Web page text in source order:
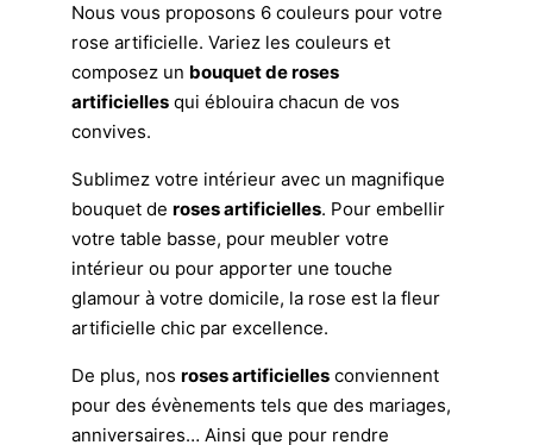
Nous vous proposons 6 couleurs pour votre
rose artificielle. Variez les couleurs et
composez un bouquet de roses
artificielles qui éblouira chacun de vos
convives.
Sublimez votre intérieur avec un magnifique
bouquet de roses artificielles. Pour embellir
votre table basse, pour meubler votre
intérieur ou pour apporter une touche
glamour à votre domicile, la rose est la fleur
artificielle chic par excellence.
De plus, nos roses artificielles conviennent
pour des évènements tels que des mariages,
anniversaires… Ainsi que pour rendre